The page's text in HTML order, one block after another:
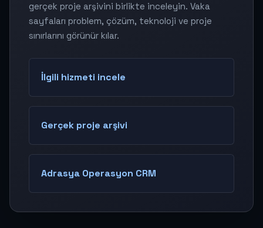
gerçek proje arşivini birlikte inceleyin. Vaka
sayfaları problem, çözüm, teknoloji ve proje
sınırlarını görünür kılar.
İlgili hizmeti incele
Gerçek proje arşivi
Adrasya Operasyon CRM